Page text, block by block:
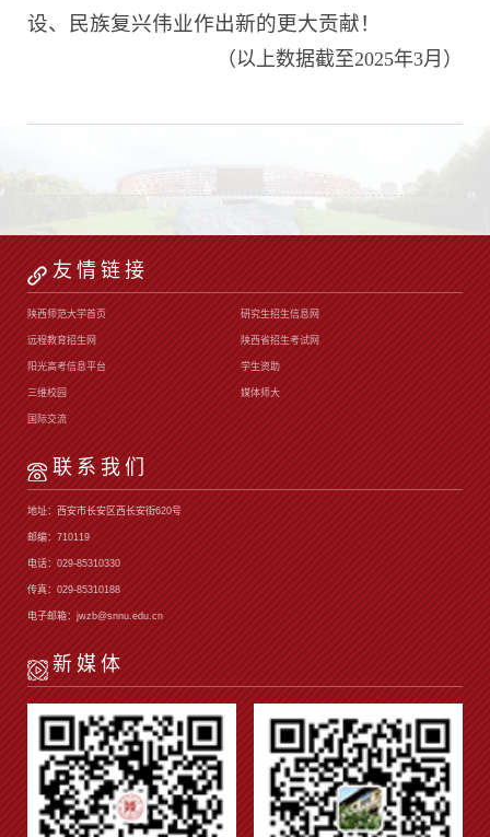
设、民族复兴伟业作出新的更大贡献！
（以上数据截至2025年3月）
友情链接
陕西师范大学首页 研究生招生信息网
远程教育招生网 陕西省招生考试网
阳光高考信息平台 学生资助
三维校园 媒体师大
国际交流
联系我们
地址：西安市长安区西长安街620号
邮编：710119
电话：029-85310330
传真：029-85310188
电子邮箱：jwzb@snnu.edu.cn
新媒体